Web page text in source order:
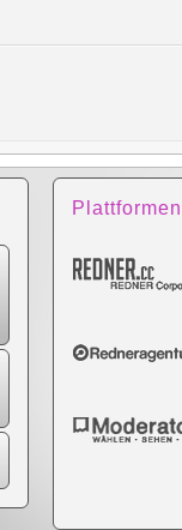
Plattformen